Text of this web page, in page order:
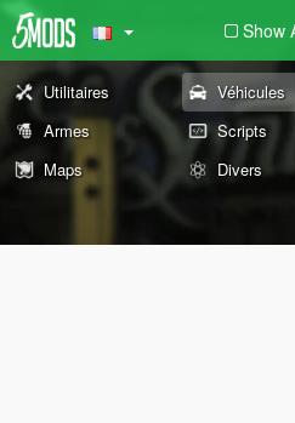
Show
Utilitaires Véhicules
Armes
Scripts
Maps
Divers